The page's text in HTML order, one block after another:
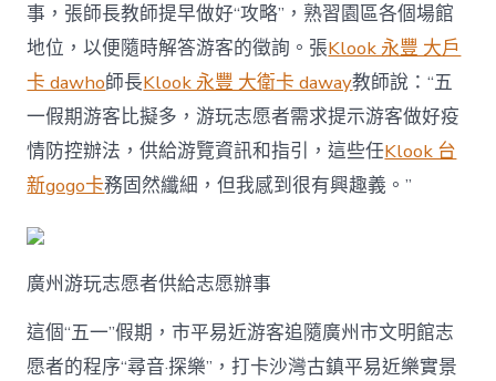
事，張師長教師提早做好“攻略”，熟習園區各個場館
地位，以便隨時解答游客的徵詢。張Klook 永豐 大戶
卡 dawho師長Klook 永豐 大衛卡 daway教師說：“五
一假期游客比擬多，游玩志愿者需求提示游客做好疫
情防控辦法，供給游覽資訊和指引，這些任Klook 台
新gogo卡務固然纖細，但我感到很有興趣義。”
廣州游玩志愿者供給志愿辦事
這個“五一”假期，市平易近游客追隨廣州市文明館志
愿者的程序“尋音·探樂”，打卡沙灣古鎮平易近樂實景